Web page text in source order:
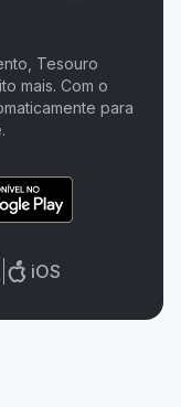
Tesouro
mais. Com o
para
iOS